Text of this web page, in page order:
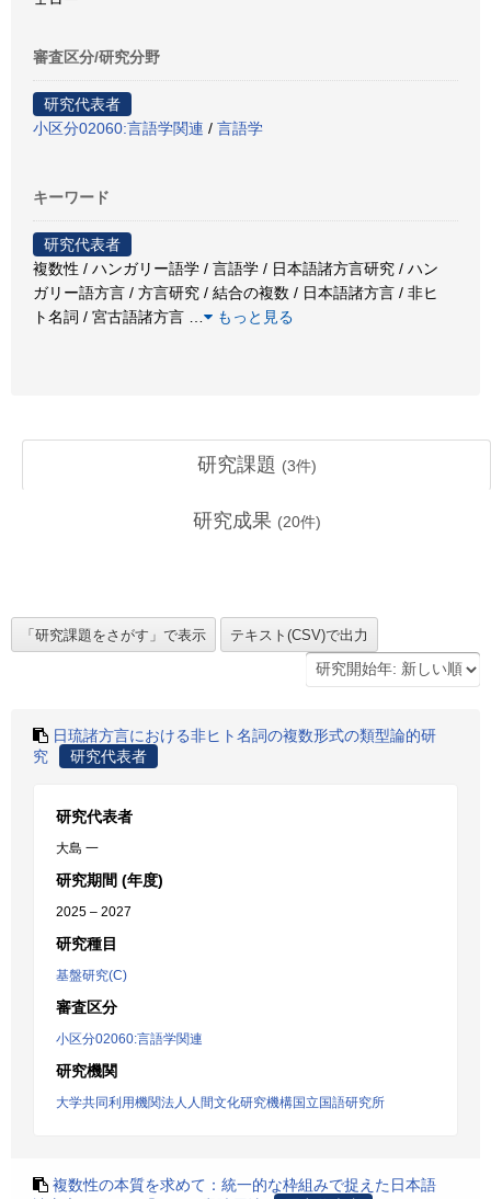
審査区分/研究分野
研究代表者
小区分02060:言語学関連 / 言語学
キーワード
研究代表者
複数性 / ハンガリー語学 / 言語学 / 日本語諸方言研究 / ハン
ガリー語方言 / 方言研究 / 結合の複数 / 日本語諸方言 / 非ヒ
ト名詞 / 宮古語諸方言
もっと見る
研究課題 (3件)
研究成果 (20件)
日琉諸方言における非ヒト名詞の複数形式の類型論的研
究
研究代表者
研究代表者
大島 一
研究期間 (年度)
2025 – 2027
研究種目
基盤研究(C)
審査区分
小区分02060:言語学関連
研究機関
大学共同利用機関法人人間文化研究機構国立国語研究所
複数性の本質を求めて：統一的な枠組みで捉えた日本語